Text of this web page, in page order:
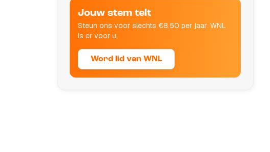
Jouw stem telt
Steun ons voor slechts €8,50 per jaar. WNL
is er voor u.
Word lid van WNL